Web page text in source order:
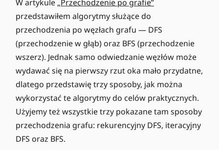
W artykule „Przechodzenie po grafie”
przedstawiłem algorytmy służące do
przechodzenia po węzłach grafu — DFS
(przechodzenie w głąb) oraz BFS (przechodzenie
wszerz). Jednak samo odwiedzanie węzłów może
wydawać się na pierwszy rzut oka mało przydatne,
dlatego przedstawię trzy sposoby, jak można
wykorzystać te algorytmy do celów praktycznych.
Użyjemy też wszystkie trzy pokazane tam sposoby
przechodzenia grafu: rekurencyjny DFS, iteracyjny
DFS oraz BFS.